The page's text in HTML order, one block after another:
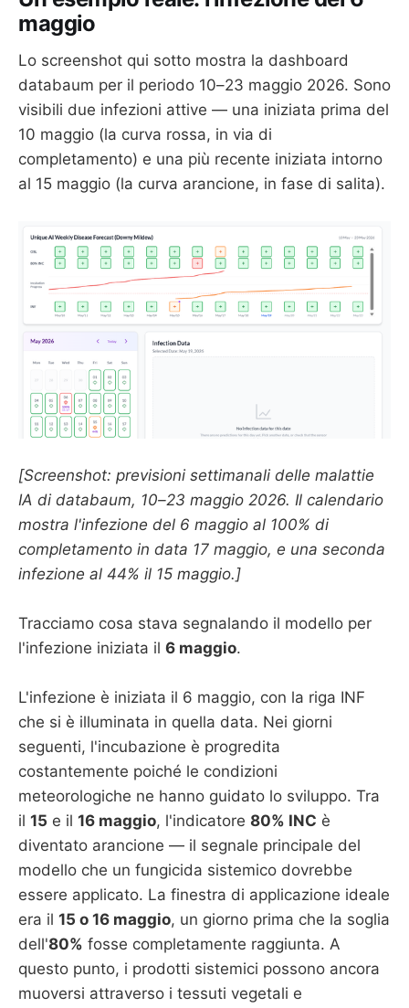
maggio
Lo screenshot qui sotto mostra la dashboard
databaum per il periodo 10–23 maggio 2026. Sono
visibili due infezioni attive — una iniziata prima del
10 maggio (la curva rossa, in via di
completamento) e una più recente iniziata intorno
al 15 maggio (la curva arancione, in fase di salita).
[Screenshot: previsioni settimanali delle malattie
IA di databaum, 10–23 maggio 2026. Il calendario
mostra l'infezione del 6 maggio al 100% di
completamento in data 17 maggio, e una seconda
infezione al 44% il 15 maggio.]
Tracciamo cosa stava segnalando il modello per
l'infezione iniziata il 6 maggio.
L'infezione è iniziata il 6 maggio, con la riga INF
che si è illuminata in quella data. Nei giorni
seguenti, l'incubazione è progredita
costantemente poiché le condizioni
meteorologiche ne hanno guidato lo sviluppo. Tra
il 15 e il 16 maggio, l'indicatore 80% INC è
diventato arancione — il segnale principale del
modello che un fungicida sistemico dovrebbe
essere applicato. La finestra di applicazione ideale
era il 15 o 16 maggio, un giorno prima che la soglia
dell'80% fosse completamente raggiunta. A
questo punto, i prodotti sistemici possono ancora
muoversi attraverso i tessuti vegetali e